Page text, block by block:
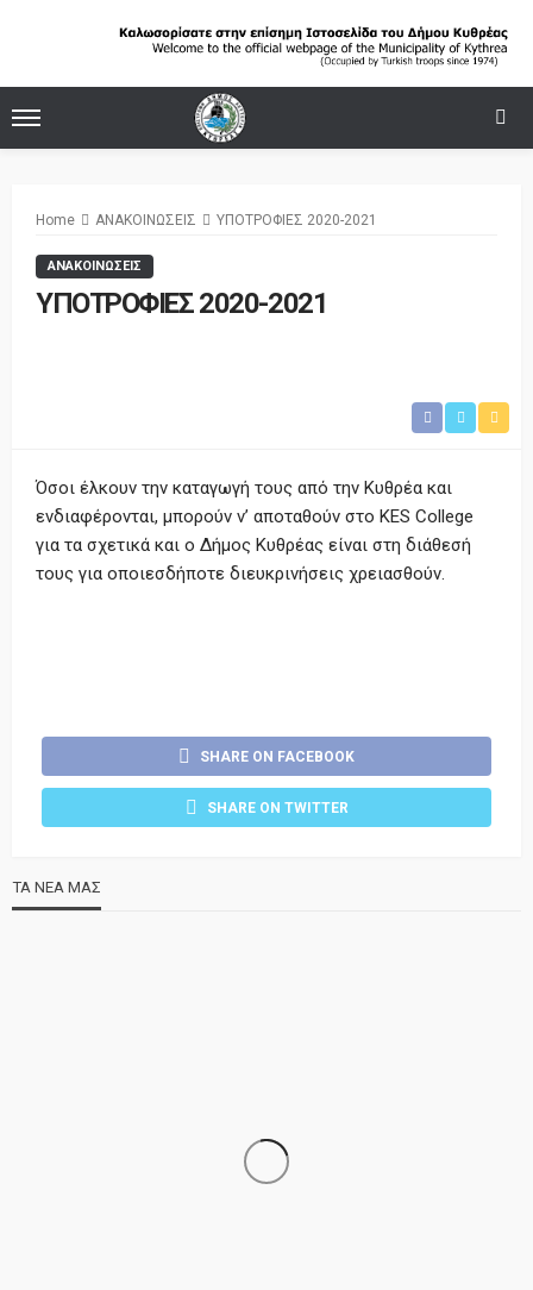
Home ΑΝΑΚΟΙΝΩΣΕΙΣ ΥΠΟΤΡΟΦΙΕΣ 2020-2021
ΑΝΑΚΟΙΝΩΣΕΙΣ
ΥΠΟΤΡΟΦΙΕΣ 2020-2021
Όσοι έλκουν την καταγωγή τους από την Κυθρέα και
ενδιαφέρονται, μπορούν ν’ αποταθούν στο KES College
για τα σχετικά και ο Δήμος Κυθρέας είναι στη διάθεσή
τους για οποιεσδήποτε διευκρινήσεις χρειασθούν.
SHARE ON FACEBOOK
SHARE ON TWITTER
ΤΑ ΝΕΑ ΜΑΣ